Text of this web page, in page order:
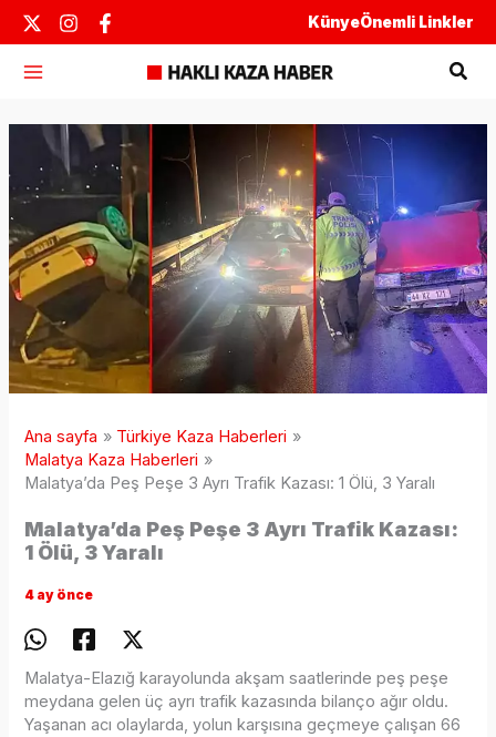
İçeriğe
atla
KünyeÖnemli Linkler
Ana sayfa
Türkiye Kaza Haberleri
Malatya Kaza Haberleri
Malatya’da Peş Peşe 3 Ayrı Trafik Kazası: 1 Ölü, 3 Yaralı
Malatya’da Peş Peşe 3 Ayrı Trafik Kazası:
1 Ölü, 3 Yaralı
4 ay önce
Malatya-Elazığ karayolunda akşam saatlerinde peş peşe
meydana gelen üç ayrı trafik kazasında bilanço ağır oldu.
Yaşanan acı olaylarda, yolun karşısına geçmeye çalışan 66